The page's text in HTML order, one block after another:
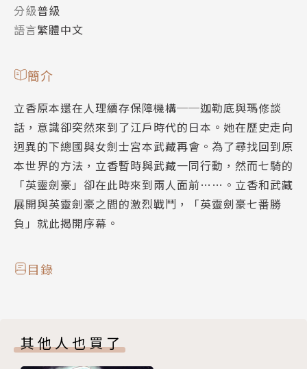
分級普級
語言繁體中文
簡介
立香原本還在人理續存保障機構──迦勒底與瑪修談
話，意識卻突然來到了江戶時代的日本。她在歷史走向
迥異的下總國與女劍士宮本武藏再會。為了尋找回到原
本世界的方法，立香暫時與武藏一同行動，然而七騎的
「英靈劍豪」卻在此時來到兩人面前……。立香和武藏
展開與英靈劍豪之間的激烈戰鬥，「英靈劍豪七番勝
負」就此揭開序幕。
目錄
其他人也買了